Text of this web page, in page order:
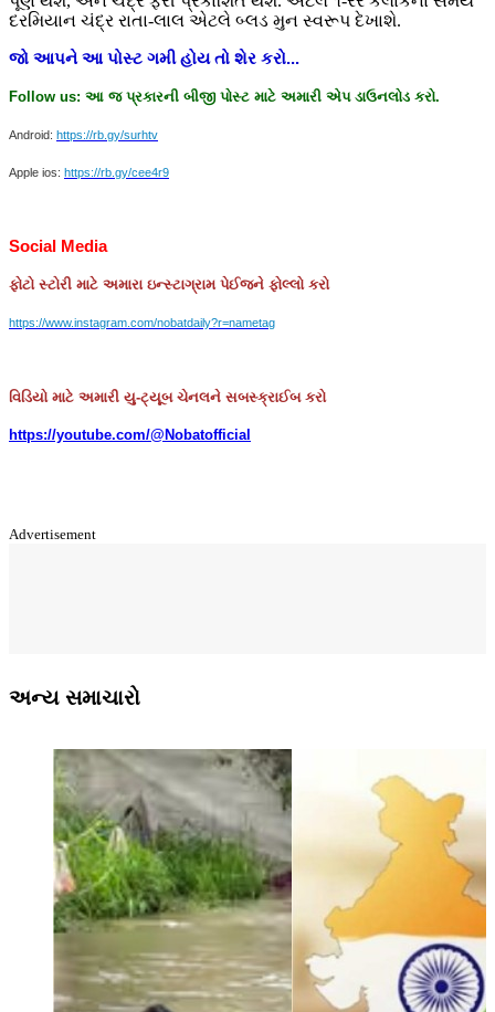
દરમિયાન ચંદ્ર રાતા-લાલ એટલે બ્લડ મુન સ્વરૂપ દેખાશે.
જો આપને આ પોસ્ટ ગમી હોય તો શેર કરો...
Follow us: આ જ પ્રકારની બીજી પોસ્ટ માટે અમારી એપ ડાઉનલોડ કરો.
Android: https://rb.gy/surhtv
Apple ios: https://rb.gy/cee4r9
Social Media
ફોટો સ્ટોરી માટે અમારા ઇન્સ્ટાગ્રામ પેઈજને ફોલ્લો કરો
https://www.instagram.com/nobatdaily?r=nametag
વિડિયો માટે અમારી યુ-ટ્યૂબ ચેનલને સબસ્ક્રાઈબ કરો
https://youtube.com/@Nobatofficial
Advertisement
અન્ય સમાચારો